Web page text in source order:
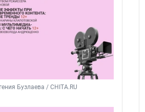
Бузлаева / CHITA.RU